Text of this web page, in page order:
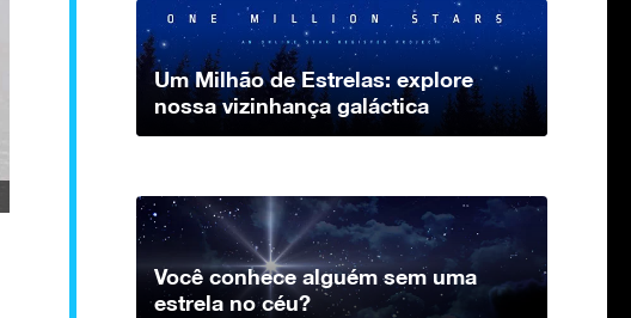
Um Milhão de Estrelas: explore
nossa vizinhança galáctica
Você conhece alguém sem uma
estrela no céu?